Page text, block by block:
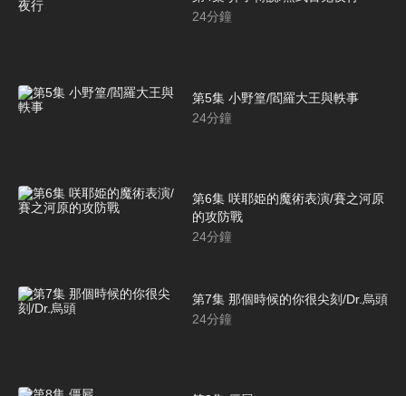
24分鐘
第5集 小野篁/閻羅大王與軼事
24分鐘
第6集 咲耶姫的魔術表演/賽之河原
的攻防戰
24分鐘
第7集 那個時候的你很尖刻/Dr.烏頭
24分鐘